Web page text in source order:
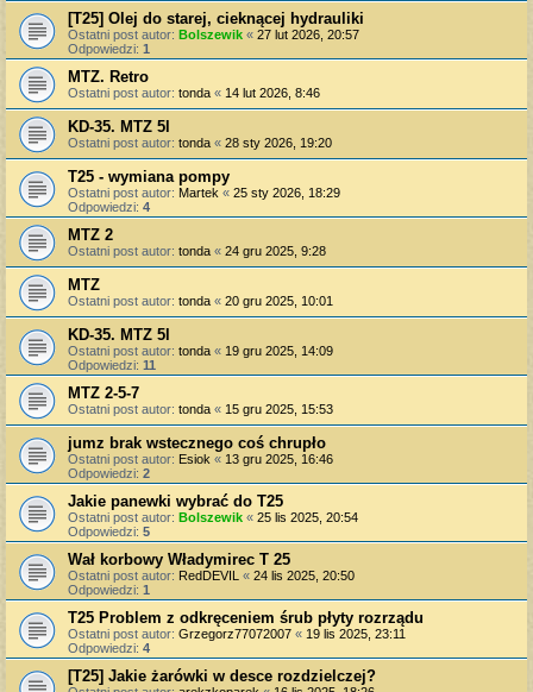
[T25] Olej do starej, cieknącej hydrauliki
Ostatni post autor: Bolszewik « 27 lut 2026, 20:57
Odpowiedzi: 1
MTZ. Retro
Ostatni post autor: tonda « 14 lut 2026, 8:46
KD-35. MTZ 5l
Ostatni post autor: tonda « 28 sty 2026, 19:20
T25 - wymiana pompy
Ostatni post autor: Martek « 25 sty 2026, 18:29
Odpowiedzi: 4
MTZ 2
Ostatni post autor: tonda « 24 gru 2025, 9:28
MTZ
Ostatni post autor: tonda « 20 gru 2025, 10:01
KD-35. MTZ 5l
Ostatni post autor: tonda « 19 gru 2025, 14:09
Odpowiedzi: 11
MTZ 2-5-7
Ostatni post autor: tonda « 15 gru 2025, 15:53
jumz brak wstecznego coś chrupło
Ostatni post autor: Esiok « 13 gru 2025, 16:46
Odpowiedzi: 2
Jakie panewki wybrać do T25
Ostatni post autor: Bolszewik « 25 lis 2025, 20:54
Odpowiedzi: 5
Wał korbowy Władymirec T 25
Ostatni post autor: RedDEVIL « 24 lis 2025, 20:50
Odpowiedzi: 1
T25 Problem z odkręceniem śrub płyty rozrządu
Ostatni post autor: Grzegorz77072007 « 19 lis 2025, 23:11
Odpowiedzi: 4
[T25] Jakie żarówki w desce rozdzielczej?